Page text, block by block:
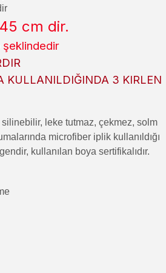
cm dir.
şeklindedir
KULLANILDIĞINDA 3 KIRLEN
leke tutmaz, çekmez, solm
microfiber iplik kullanıldığı
kullanılan boya sertifikalıdır.